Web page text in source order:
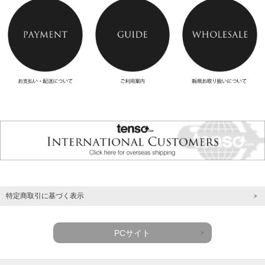
特定商取引に基づく表示
PCサイト